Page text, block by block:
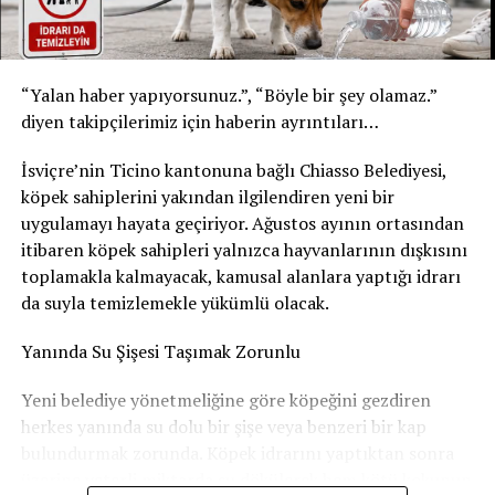
* Son tüketim tarihi: 20 Şubat 2027
ürünlerin geri çağırma kapsamında olduğunu belirtti.
Akar Swiss AG, tüketicilerden belirtilen ürünleri
kesinlikle tüketmemelerini istedi. Geri çağırma
kapsamındaki içecekler, satın alma fişi ibraz edilmeden
satın alındıkları market veya satış noktasına teslim
edilebilecek. Ürün bedeli tüketicilere tam olarak iade
tedbiri olduğunu vurgulayarak, elinde belirtilen
ürünlerden bulunan herkesin en kısa sürede iade işlemini
“Yalan haber yapıyorsunuz.”, “Böyle bir şey olamaz.”
diyen takipçilerimiz için haberin ayrıntıları…
İsviçre’nin Ticino kantonuna bağlı Chiasso Belediyesi,
köpek sahiplerini yakından ilgilendiren yeni bir
uygulamayı hayata geçiriyor. Ağustos ayının ortasından
itibaren köpek sahipleri yalnızca hayvanlarının dışkısını
toplamakla kalmayacak, kamusal alanlara yaptığı idrarı
da suyla temizlemekle yükümlü olacak.
Yanında Su Şişesi Taşımak Zorunlu
Yeni belediye yönetmeliğine göre köpeğini gezdiren
herkes yanında su dolu bir şişe veya benzeri bir kap